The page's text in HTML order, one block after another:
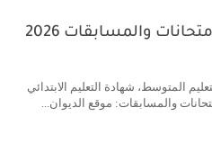
مواقع الديوان الوطني للامتحانات والمسابقات 2026
المتوسط، شهادة التعليم الابتدائي
والمسابقات: موقع الديوان...